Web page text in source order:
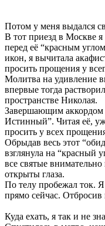
Потом у меня выдался
В тот приезд в Москве
перед её “красным
икон, я вычитала
просить прощения у
Молитва на удивление
впервые тогда
пространстве Николая.
Завершающим
Истинный”. Читая её,
просить у всех
Обрыдав весь этот
взглянула на “красный
все святые
открыты глаза.
По телу пробежал ток. Я
прямо сейчас. Отбросив
Куда ехать, я так и не